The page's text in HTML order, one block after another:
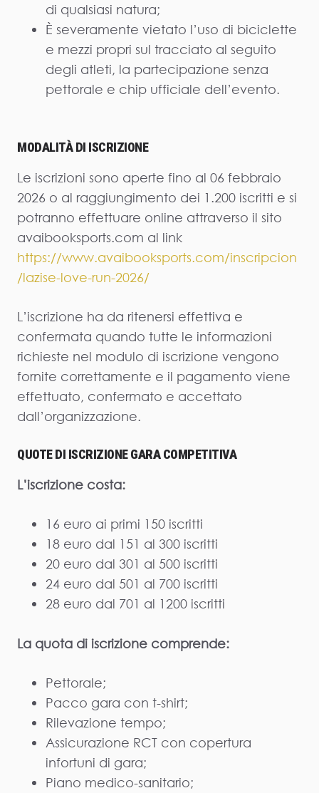
di qualsiasi natura;
È severamente vietato l’uso di biciclette
e mezzi propri sul tracciato al seguito
degli atleti, la partecipazione senza
pettorale e chip ufficiale dell’evento.
MODALITÀ DI ISCRIZIONE
Le iscrizioni sono aperte fino al 06 febbraio
2026 o al raggiungimento dei 1.200 iscritti e si
potranno effettuare online attraverso il sito
avaibooksports.com al link
https://www.avaibooksports.com/inscripcion
/lazise-love-run-2026/
L’iscrizione ha da ritenersi effettiva e
confermata quando tutte le informazioni
richieste nel modulo di iscrizione vengono
fornite correttamente e il pagamento viene
effettuato, confermato e accettato
dall’organizzazione.
QUOTE DI ISCRIZIONE GARA COMPETITIVA
L’iscrizione costa:
16 euro ai primi 150 iscritti
18 euro dal 151 al 300 iscritti
20 euro dal 301 al 500 iscritti
24 euro dal 501 al 700 iscritti
28 euro dal 701 al 1200 iscritti
La quota di iscrizione comprende:
Pettorale;
Pacco gara con t-shirt;
Rilevazione tempo;
Assicurazione RCT con copertura
infortuni di gara;
Piano medico-sanitario;